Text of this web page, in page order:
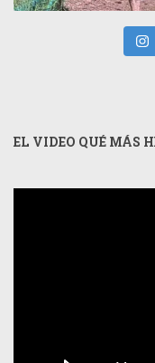
EL VIDEO QUÉ MÁS